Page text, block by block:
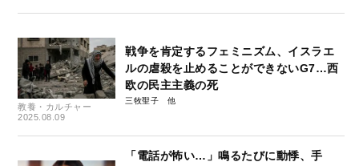
教養・カルチャー
2025.08.09
戦争を肯定するフェミニズム、イスラエ
ルの虐殺を止めることができないG7…西
欧の民主主義の死
三牧聖子
「電話が怖い…」鳴るたびに動悸、手